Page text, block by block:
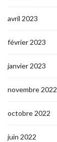
avril 2023
février 2023
janvier 2023
novembre 2022
octobre 2022
juin 2022